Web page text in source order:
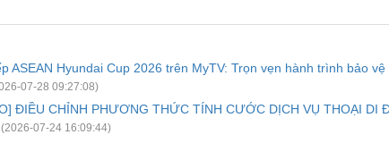
ASEAN Hyundai Cup 2026 trên MyTV: Trọn vẹn hành trình bảo
07-28 09:27:08)
ĐIỀU CHỈNH PHƯƠNG THỨC TÍNH CƯỚC DỊCH VỤ THOẠI DI
(2026-07-24 16:09:44)